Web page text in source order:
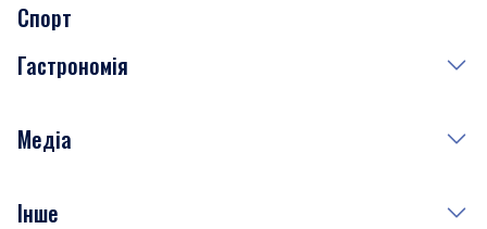
Завтра
Субота
Медицина
Краса
Спорт
Гастрономія
Рецепти
Медіа
Фото
Інше